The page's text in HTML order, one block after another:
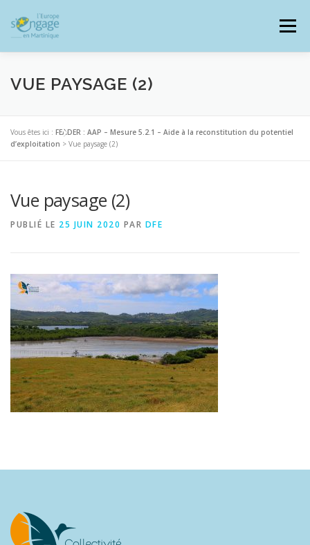
contenu
Menu
PROGRAMMES J’AI UN PROJET
SIGNALER UNE FRAUDE
VUE PAYSAGE (2)
Vous êtes ici : FEADER : AAP – Mesure 5.2.1 – Aide à la reconstitution du potentiel
d’exploitation > Vue paysage (2)
Vue paysage (2)
PUBLIÉ LE 25 JUIN 2020 PAR DFE